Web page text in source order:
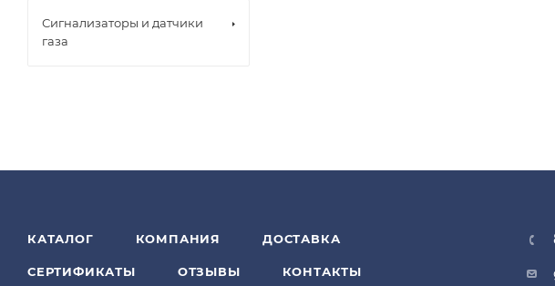
Сигнализаторы и датчики
газа
КАТАЛОГ КОМПАНИЯ ДОСТАВКА
СЕРТИФИКАТЫ ОТЗЫВЫ КОНТАКТЫ